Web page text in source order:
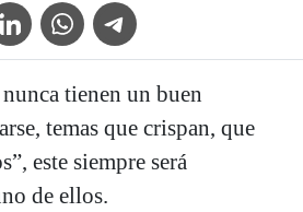
Icon
WhatsApp IconTelegram Icon
tienen un buen
temas que crispan, que
este siempre será
de ellos.